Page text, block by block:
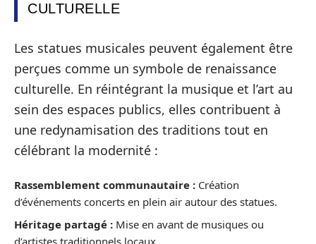
CULTURELLE
Les statues musicales peuvent également être
perçues comme un symbole de renaissance
culturelle. En réintégrant la musique et l’art au
sein des espaces publics, elles contribuent à
une redynamisation des traditions tout en
célébrant la modernité :
Rassemblement communautaire : Création
d’événements concerts en plein air autour des statues.
Héritage partagé : Mise en avant de musiques ou
d’artistes traditionnels locaux.